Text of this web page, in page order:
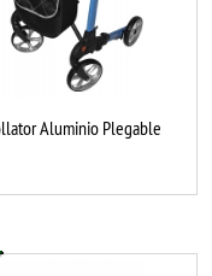
Aluminio Plegable